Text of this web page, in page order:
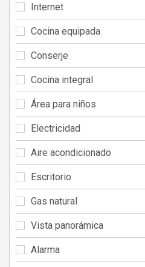
Internet
Cocina equipada
Conserje
Cocina integral
Área para niños
Electricidad
Aire acondicionado
Escritorio
Gas natural
Vista panorámica
Alarma